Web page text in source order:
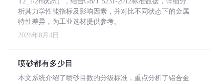
析其力学性能指标及影响因素，并对比不同状态下的金属
特性差异，为工业选材提供参考。
2026年8月4日
喷砂都有多少目
本文系统介绍了喷砂目数的分级标准，重点分析了铝合金